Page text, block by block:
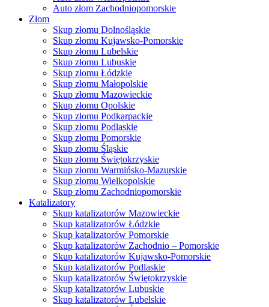
Auto złom Zachodniopomorskie
Złom
Skup złomu Dolnośląskie
Skup złomu Kujawsko-Pomorskie
Skup złomu Lubelskie
Skup złomu Lubuskie
Skup złomu Łódzkie
Skup złomu Małopolskie
Skup złomu Mazowieckie
Skup złomu Opolskie
Skup złomu Podkarpackie
Skup złomu Podlaskie
Skup złomu Pomorskie
Skup złomu Śląskie
Skup złomu Świętokrzyskie
Skup złomu Warmińsko-Mazurskie
Skup złomu Wielkopolskie
Skup złomu Zachodniopomorskie
Katalizatory
Skup katalizatorów Mazowieckie
Skup katalizatorów Łódzkie
Skup katalizatorów Pomorskie
Skup katalizatorów Zachodnio – Pomorskie
Skup katalizatorów Kujawsko-Pomorskie
Skup katalizatorów Podlaskie
Skup katalizatorów Świętokrzyskie
Skup katalizatorów Lubuskie
Skup katalizatorów Lubelskie